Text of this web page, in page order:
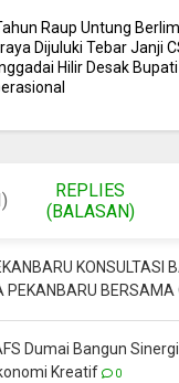
Raup Untung
Dijuluki Tebar Janji
Hilir Desak
REPLIES
(BALASAN)
KONSULTASI
PEKANBARU BERSAMA
Dumai Bangun
Kreatif
0